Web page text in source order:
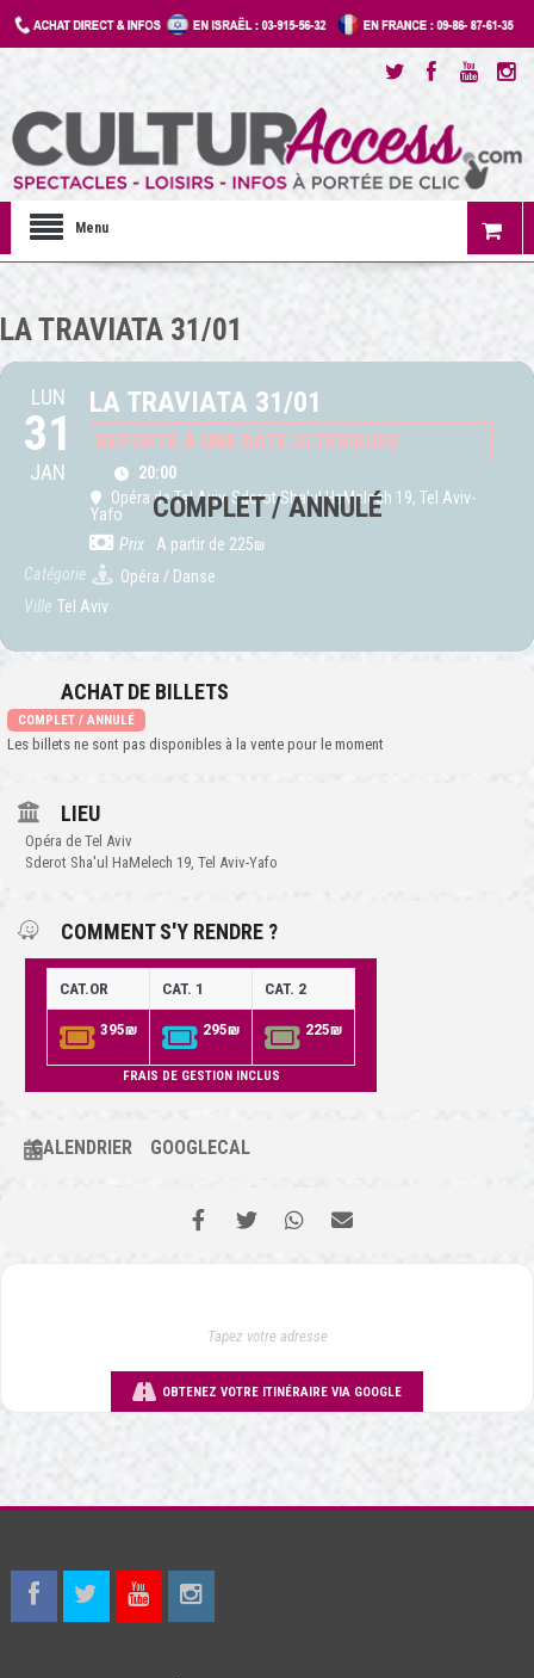
Menu
LA TRAVIATA 31/01
LUN
31
JAN
LA TRAVIATA 31/01
REPORTÉ À UNE DATE ULTÉRIEURE
20:00
Opéra de Tel Aviv, Sderot Sha'ul HaMelech 19, Tel Aviv-
Yafo
Prix
A partir de 225₪
Catégorie
Opéra / Danse
Ville Tel Aviv
ACHAT DE BILLETS
COMPLET / ANNULÉ
Les billets ne sont pas disponibles à la vente pour le moment
LIEU
Opéra de Tel Aviv
Sderot Sha'ul HaMelech 19, Tel Aviv-Yafo
COMMENT S'Y RENDRE ?
CAT.OR CAT. 1 CAT. 2
395₪ 295₪ 225₪
FRAIS DE GESTION INCLUS
CALENDRIER GOOGLECAL
OBTENEZ VOTRE ITINÉRAIRE VIA GOOGLE